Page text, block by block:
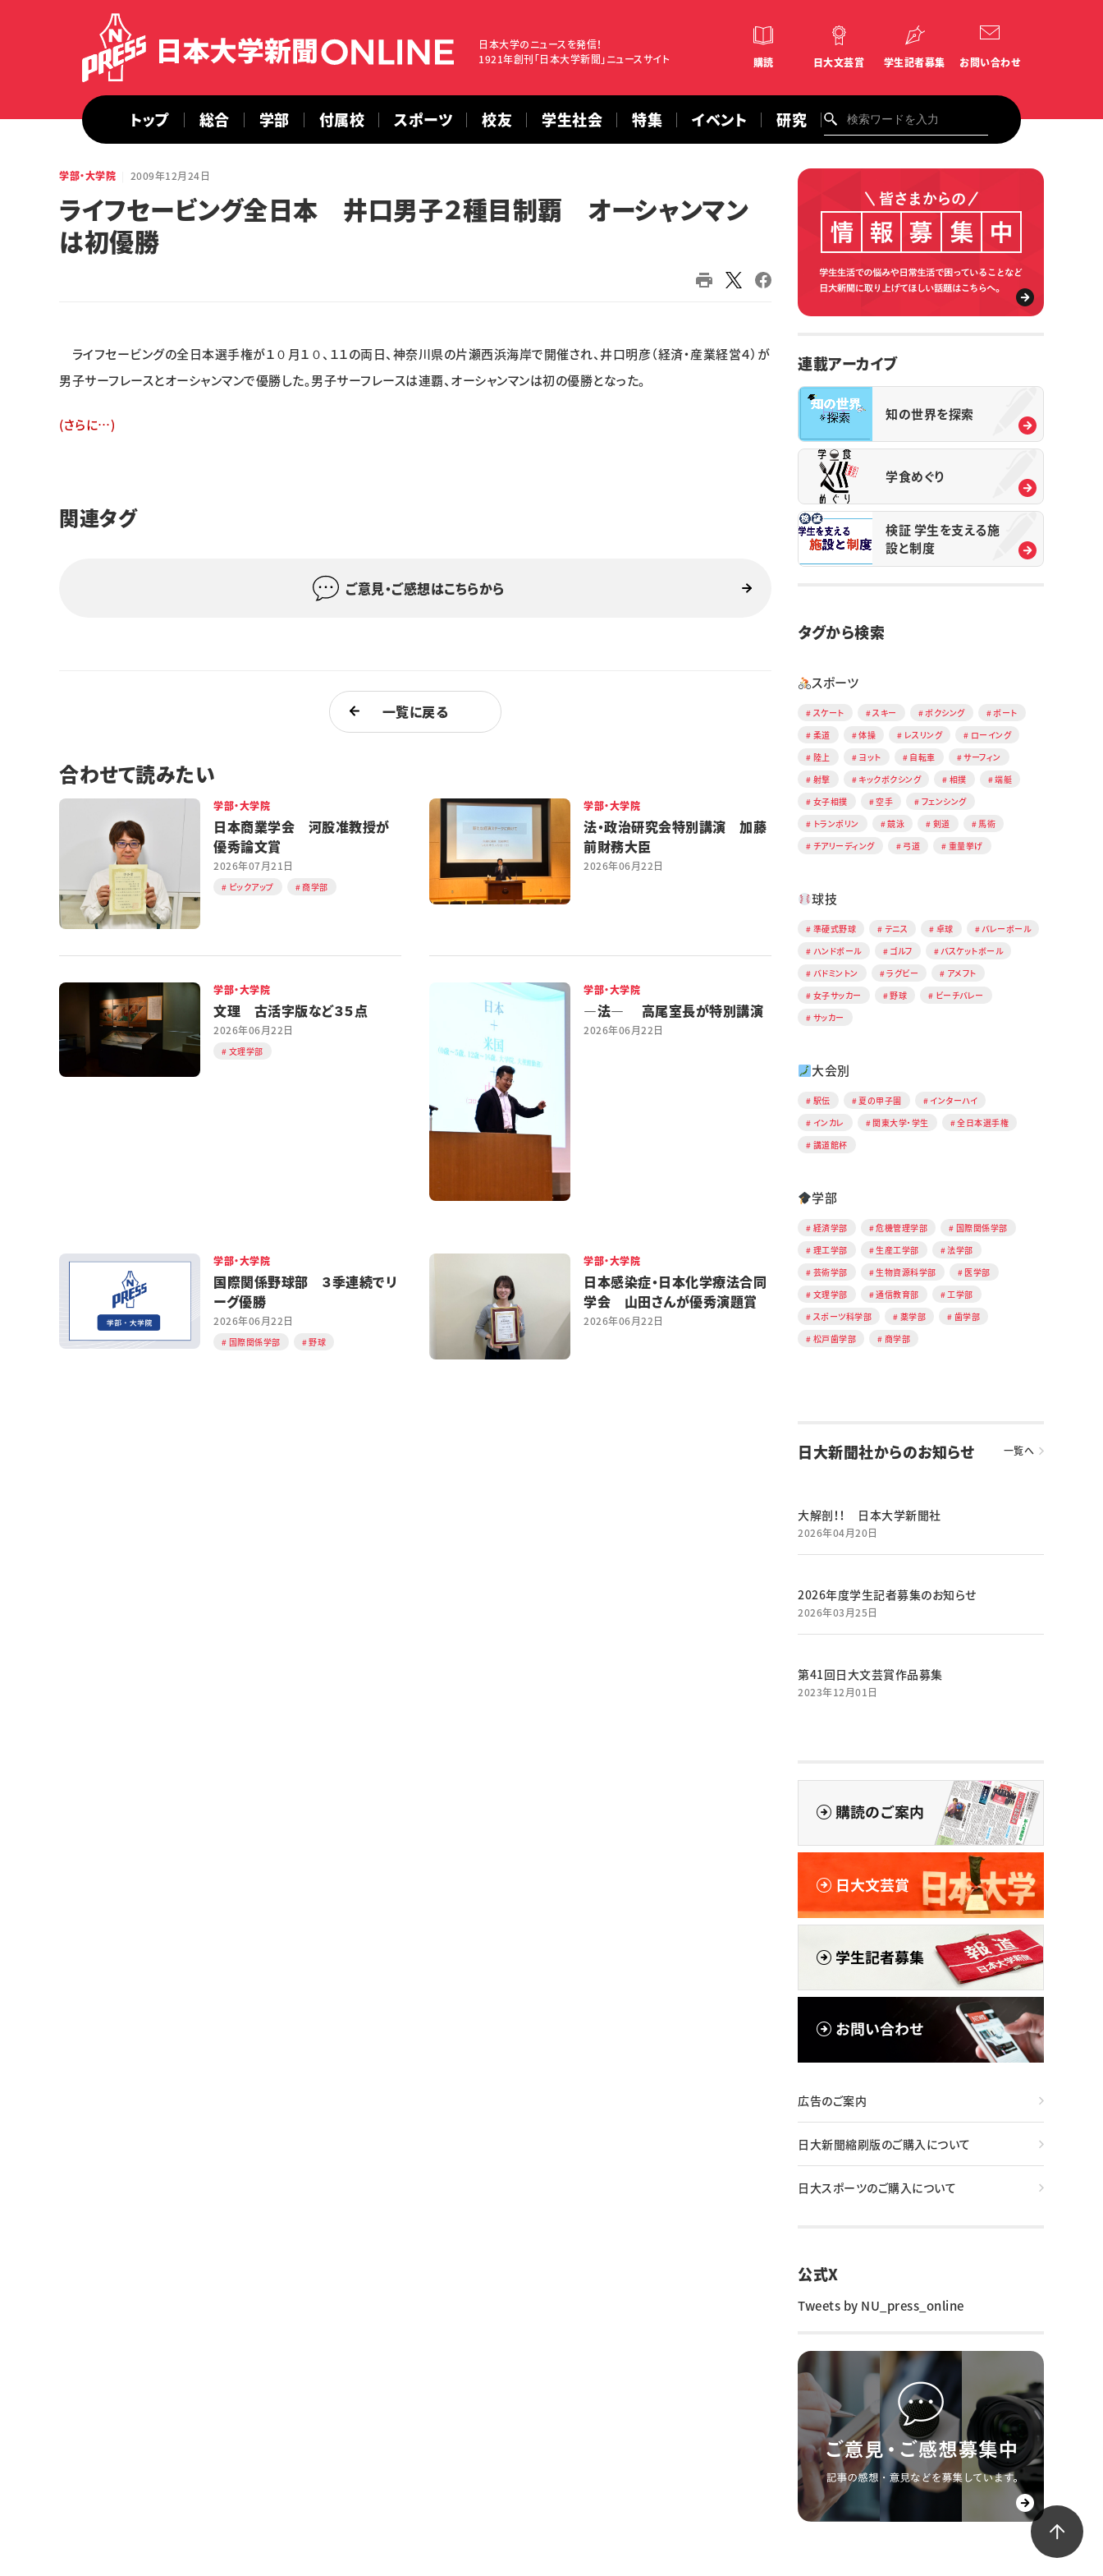
日本大学のニュースを発信！
1921年創刊「日本大学新聞」ニュースサイト
購読 日大文芸賞 学生記者募集 お問い合わせ
トップ 総合 学部 付属校 スポーツ 校友 学生社会 特集 イベント 研究
学部・大学院 2009年12月24日
ライフセービング全日本 井口男子２種目制覇 オーシャンマン
は初優勝
ライフセービングの全日本選手権が１０月１０、１１の両日、神奈川県の片瀬西浜海岸で開催され、井口明彦（経済・産業経営４）が
男子サーフレースとオーシャンマンで優勝した。男子サーフレースは連覇、オーシャンマンは初の優勝となった。
(さらに…)
関連タグ
ご意見・ご感想はこちらから
一覧に戻る
合わせて読みたい
学部・大学院
日本商業学会 河股准教授が
優秀論文賞
2026年07月21日
ピックアップ 商学部
学部・大学院
法・政治研究会特別講演 加藤
前財務大臣
2026年06月22日
学部・大学院
文理 古活字版など３５点
2026年06月22日
文理学部
学部・大学院
―法― 高尾室長が特別講演
2026年06月22日
学部・大学院
国際関係野球部 ３季連続でリ
ーグ優勝
2026年06月22日
国際関係学部 野球
学部・大学院
日本感染症・日本化学療法合同
学会 山田さんが優秀演題賞
2026年06月22日
連載アーカイブ
知の世界を探索
学食めぐり
検証 学生を支える施
設と制度
タグから検索
スポーツ
スケート スキー ボクシング
ボート
柔道
体操 レスリング
ローイング
陸上
ヨット 自転車
サーフィン
射撃
キックボクシング 相撲
端艇
女子相撲
空手
フェンシング
トランポリン
競泳 剣道
馬術
チアリーディング
弓道 重量挙げ
球技
準硬式野球 テニス 卓球
バレーボール
ハンドボール
ゴルフ
バスケットボール
バドミントン
ラグビー
アメフト
女子サッカー
野球
ビーチバレー
サッカー
大会別
駅伝 夏の甲子園
インターハイ
インカレ
関東大学・学生
全日本選手権
講道館杯
学部
経済学部 危機管理学部
国際関係学部
理工学部
生産工学部
法学部
芸術学部
生物資源科学部
医学部
文理学部
通信教育部
工学部
スポーツ科学部
薬学部
歯学部
松戸歯学部
商学部
日大新聞社からのお知らせ 一覧へ
大解剖！！ 日本大学新聞社
2026年04月20日
2026年度学生記者募集のお知らせ
2026年03月25日
第41回日大文芸賞作品募集
2023年12月01日
広告のご案内
日大新聞縮刷版のご購入について
日大スポーツのご購入について
公式X
Tweets by NU_press_online